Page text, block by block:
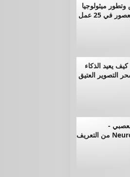
ميثولوجيا
الجمال عبر العصور في 25 عمل
يعيد الذكاء
التصوير العتيق
-
Neuroaesthetics من التعريف